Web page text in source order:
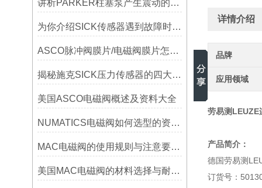
讲析PARKER柱塞泵产生震动的原因有哪些！
为你介绍SICK传感器遇到故障时的检测方法
ASCO脉冲阀膜片/电磁阀膜片怎样工作的操作有哪些
揭秘施克SICK压力传感器的四大种类及其用途
美国ASCO电磁阀概述及资料大全
NUMATICS电磁阀如何选型的资料有哪些
MAC电磁阀的使用规则与注意要点资料各有那些
美国MAC电磁阀的材料选择与耐腐蚀性能分析
详情介绍
品牌
应用领域
劳易测LEUZE
产品简介：
德国劳易测
订货号：